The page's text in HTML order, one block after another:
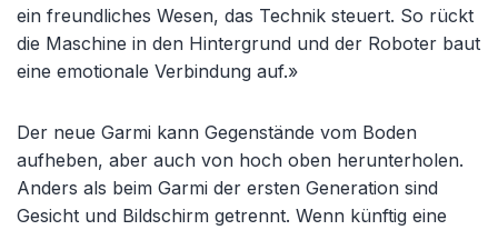
ein freundliches Wesen, das Technik steuert. So rückt
die Maschine in den Hintergrund und der Roboter baut
eine emotionale Verbindung auf.»
Der neue Garmi kann Gegenstände vom Boden
aufheben, aber auch von hoch oben herunterholen.
Anders als beim Garmi der ersten Generation sind
Gesicht und Bildschirm getrennt. Wenn künftig eine